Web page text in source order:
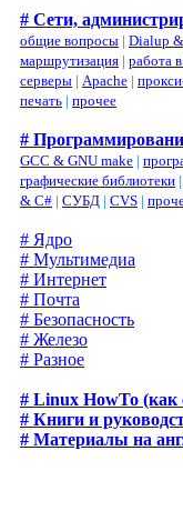
# Сети,
общие вопросы | Dialup &
маршрутизация | работа
серверы | Apache |
печать | прочее
#
GCC & GNU make |
графические библиотеки |
& C# | СУБД | CVS |
# Ядро
# Мультимедиа
# Интернет
# Почта
# Безопасность
# Железо
# Разное
# Linux HowTo (как
# Книги и
# Материалы на